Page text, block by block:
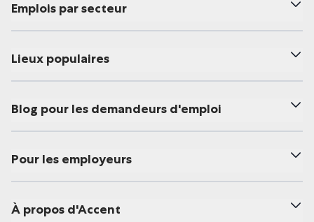
Emplois par secteur
Lieux populaires
Blog pour les demandeurs d'emploi
Pour les employeurs
À propos d'Accent